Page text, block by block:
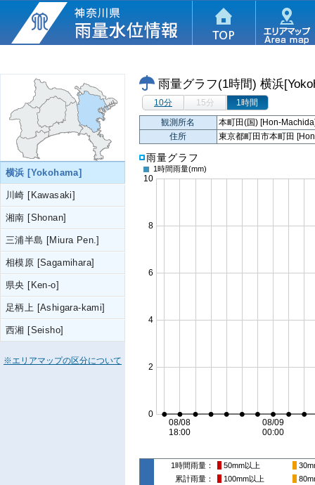
横浜 [Yokohama]
川崎 [Kawasaki]
湘南 [Shonan]
三浦半島 [Miura Pen.]
相模原 [Sagamihara]
県央 [Ken-o]
足柄上 [Ashigara-kami]
西湘 [Seisho]
※エリアマップの区分について
雨量グラフ(1時間) 横浜
10分 15分
1時間
観測所名
本町田(国) [Hon-
住所
東京都町田市本町田
雨量グラフ
1時間雨量(mm)
1時間雨量 50mm以上
累計雨量
100mm以上